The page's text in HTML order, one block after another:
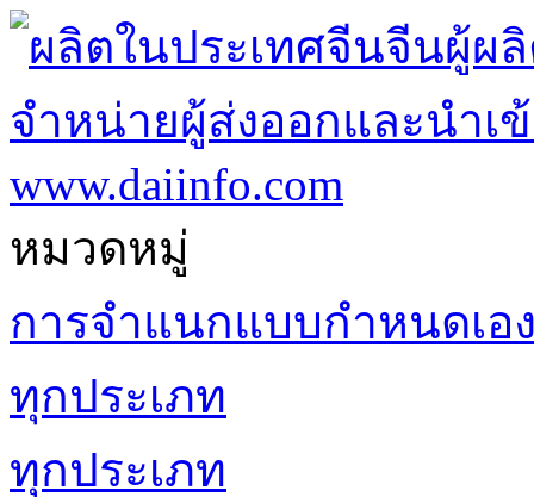
หมวดหมู่
การจำแนกแบบกำหนดเอ
ทุกประเภท
ทุกประเภท